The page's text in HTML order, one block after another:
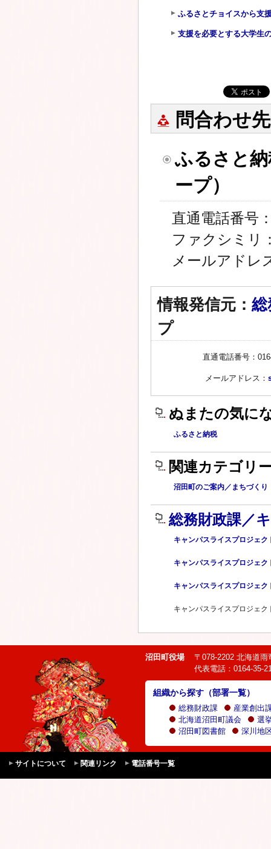
ふるさとチョイスから支
支援を必要とする大学生
問合わせ
ふるさと
ープ）
直通電話番号
ファクシミリ
メールアドレ
情報発信元：
プ
直通電話番号：
メールアドレス：
ぬまたの気に
ふるさと納税
関連カテゴリ
沼田町のご案内／まちづくり
総務財政課／
キャンパスライスプロジェ
キャンパスライスプロジェ
キャンパスライスプロジェ
キャンパスライスプロジェ
沼田町役場
〒078-2202 北海道
代表電話：0164-35-
組織から探す（部署一覧）
総務財政課
産業創出
北海道沼田町議会
選
沼田町図書館
深川地
サイトについて 関連リンク 電話番号一覧